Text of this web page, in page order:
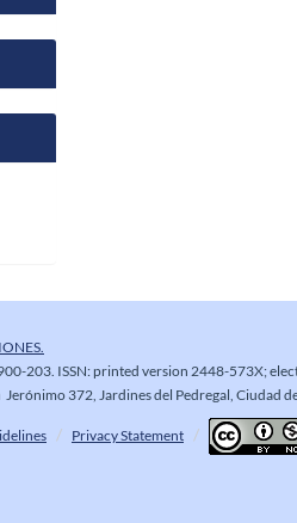
203. ISSN: printed version 2448-573X;
372, Jardines del Pedregal, Ciudad
Privacy Statement